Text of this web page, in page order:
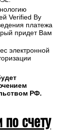
Verified By
платежа
придет Вам
электронной
РФ.
счету